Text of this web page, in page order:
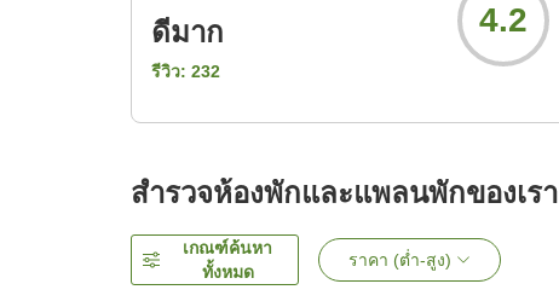
ดีมาก
รีวิว: 232
4.2
สำรวจห้องพักและแพลนพักของเรา
เกณฑ์ค้นหา
ทั้งหมด
ราคา (ต่ำ-สูง)